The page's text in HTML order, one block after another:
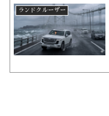
ランドクルーザー